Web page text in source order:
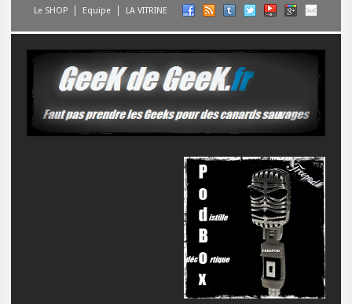
Le SHOP Equipe LA VITRINE